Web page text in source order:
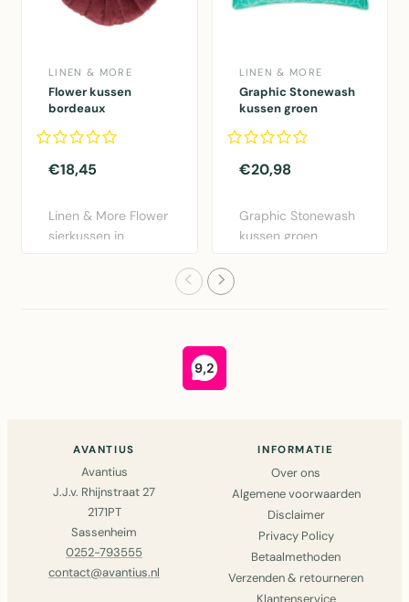
LINEN & MORE
Flower kussen
bordeaux
€18,45
Linen & More Flower
sierkussen in
LINEN & MORE
Graphic Stonewash
kussen groen
€20,98
Graphic Stonewash
kussen groen
AVANTIUS
Avantius
J.J.v. Rhijnstraat 27
2171PT
Sassenheim
0252-793555
contact@avantius.nl
INFORMATIE
Over ons
Algemene voorwaarden
Disclaimer
Privacy Policy
Betaalmethoden
Verzenden & retourneren
Klantenservice